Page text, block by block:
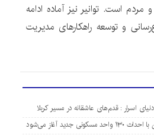
است. توانیر نیز آماده ادامه
و توسعه راهکارهای مدیریت
اسرار : قدم‌های عاشقانه در مسیر کربلا
جدید آغاز می‌شود